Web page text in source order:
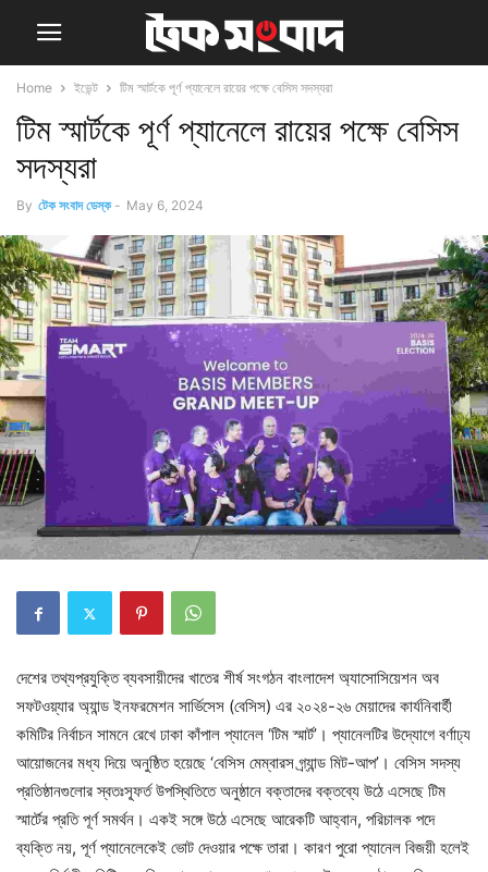
Home ইভেন্ট টিম স্মার্টকে পূর্ণ প্যানেলে রায়ের পক্ষে বেসিস সদস্যরা
টিম স্মার্টকে পূর্ণ প্যানেলে রায়ের পক্ষে বেসিস
সদস্যরা
By টেক সংবাদ ডেস্ক - May 6, 2024
দেশের তথ্যপ্রযুক্তি ব্যবসায়ীদের খাতের শীর্ষ সংগঠন বাংলাদেশ অ্যাসোসিয়েশন অব
সফটওয়্যার অ্যান্ড ইনফরমেশন সার্ভিসেস (বেসিস) এর ২০২৪-২৬ মেয়াদের কার্যনিবার্হী
কমিটির নির্বাচন সামনে রেখে ঢাকা কাঁপাল প্যানেল ‘টিম স্মার্ট’। প্যানেলটির উদ্যোগে বর্ণাঢ্য
আয়োজনের মধ্য দিয়ে অনুষ্ঠিত হয়েছে ‘বেসিস মেম্বারস গ্র্যান্ড মিট-আপ’। বেসিস সদস্য
প্রতিষ্ঠানগুলোর স্বতঃস্ফূর্ত উপস্থিতিতে অনুষ্ঠানে বক্তাদের বক্তব্যে উঠে এসেছে টিম
স্মার্টের প্রতি পূর্ণ সমর্থন। একই সঙ্গে উঠে এসেছে আরেকটি আহ্বান, পরিচালক পদে
ব্যক্তি নয়, পূর্ণ প্যানেলেকেই ভোট দেওয়ার পক্ষে তারা। কারণ পুরো প্যানেল বিজয়ী হলেই